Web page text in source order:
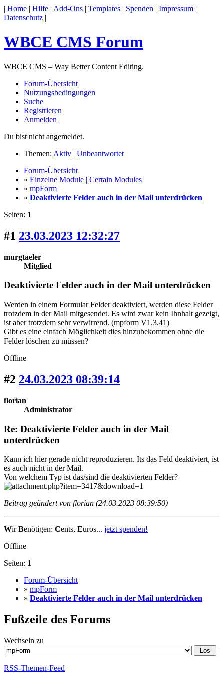
| Home | Hilfe | Add-Ons | Templates | Spenden | Impressum |
Datenschutz |
WBCE CMS Forum
WBCE CMS – Way Better Content Editing.
Forum-Übersicht
Nutzungsbedingungen
Suche
Registrieren
Anmelden
Du bist nicht angemeldet.
Themen: Aktiv | Unbeantwortet
Forum-Übersicht
» Einzelne Module | Certain Modules
» mpForm
» Deaktivierte Felder auch in der Mail unterdrücken
Seiten: 1
#1 23.03.2023 12:32:27
murgtaeler
Mitglied
Deaktivierte Felder auch in der Mail unterdrücken
Werden in einem Formular Felder deaktiviert, werden diese Felder
trotzdem in der Mail mitgesendet. Es wird zwar kein Ihnhalt gezeigt,
ist aber trotzdem sehr verwirrend. (mpform V1.3.41)
Gibt es eine einfach Möglichkeit dies hinzubekommen ohne die
Felder löschen zu müssen?
Offline
#2 24.03.2023 08:39:14
florian
Administrator
Re: Deaktivierte Felder auch in der Mail
unterdrücken
Kann ich hier gerade nicht reproduzieren. Its das Feld deaktiviert, ist
es auch nicht in der Mail.
Von welchem Typ ist das/sind die deaktivierten Felder?
Beitrag geändert von florian (24.03.2023 08:39:50)
WirBenötigen: Cents, Euros... jetzt spenden!
Offline
Seiten: 1
Forum-Übersicht
» mpForm
» Deaktivierte Felder auch in der Mail unterdrücken
Fußzeile des Forums
Wechseln zu
RSS-Themen-Feed